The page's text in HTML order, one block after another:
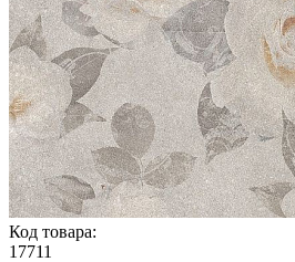
Код товара:
17711